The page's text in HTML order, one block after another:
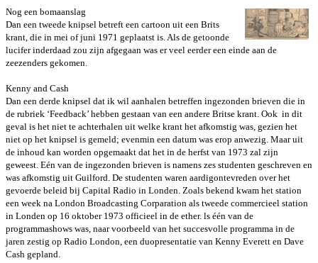
Nog een bomaanslag
Dan een tweede knipsel betreft een cartoon uit een Brits
krant, die in mei ofjuni 1971 geplaatst is. Als de getoonde
lucifer inderdaad zou zijn afgegaan was er veel eerder een einde aan de
zeezenders gekomen.
Kenny and Cash
Dan een derde knipsel dat ik wil aanhalen betreffen ingezonden brieven die in
de rubriek ‘Feedback’ hebben gestaan van een andere Britse krant. Ook in dit
geval is het niet te achterhalen uit welke krant het afkomstig was, gezien het
niet op het knipsel is gemeld; evenmin een datum was erop anwezig. Maar uit
de inhoud kan worden opgemaakt dat het in de herfst van 1973 zal zijn
geweest. Eén van de ingezonden brieven is namens zes studenten geschreven en
was afkomstig uit Guilford. De studenten waren aardigontevreden over het
gevoerde beleid bij Capital Radio in Londen. Zoals bekend kwam het station
een week na London Broadcasting Corparation als tweede commercieel station
in Londen op 16 oktober 1973 officieel in de ether. ls één van de
programmashows was, naar voorbeeld van het succesvolle programma in de
jaren zestig op Radio London, een duopresentatie van Kenny Everett en Dave
Cash gepland.